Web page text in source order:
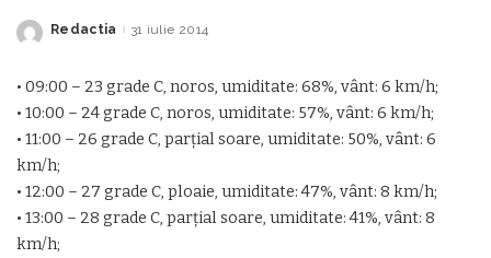
Posted
Redactia 31 iulie 2014
• 09:00 – 23 grade C, noros, umiditate: 68%, vânt: 6 km/h;
• 10:00 – 24 grade C, noros, umiditate: 57%, vânt: 6 km/h;
• 11:00 – 26 grade C, parţial soare, umiditate: 50%, vânt: 6
km/h;
• 12:00 – 27 grade C, ploaie, umiditate: 47%, vânt: 8 km/h;
• 13:00 – 28 grade C, parţial soare, umiditate: 41%, vânt: 8
km/h;